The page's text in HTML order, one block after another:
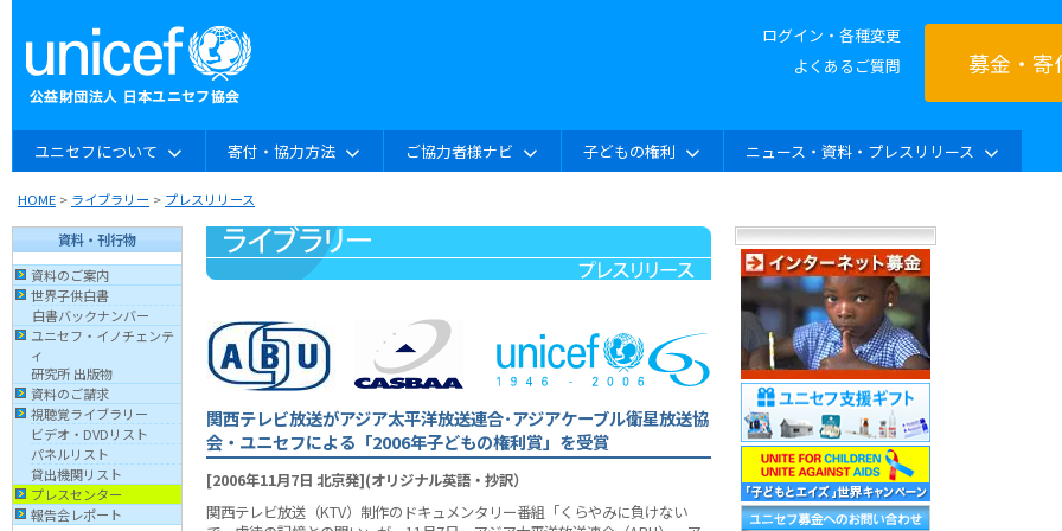
ログイン・各種変更
よくあるご質問
募金・寄
ユニセフについて 寄付・協力方法 ご協力者様ナビ 子どもの権利 ニュース・資料・プレスリリース
HOME > ライブラリー > プレスリリース
資料・刊行物
資料のご案内
世界子供白書
白書バックナンバー
ユニセフ・イノチェンテ
ィ
研究所 出版物
資料のご請求
視聴覚ライブラリー
ビデオ・DVDリスト
パネルリスト
貸出機関リスト
プレスセンター
報告会レポート
関西テレビ放送がアジア太平洋放送連合･アジアケーブル衛星放送協
会・ユニセフによる「2006年子どもの権利賞」を受賞
[2006年11月7日 北京発](オリジナル英語・抄訳）
関西テレビ放送（KTV）制作のドキュメンタリー番組「くらやみに負けない